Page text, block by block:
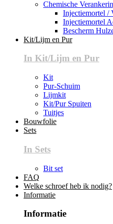
Chemische
Injectiemortel /
Injectiemortel
Bescherm
Kit/Lijm en Pur
In Kit/Lijm en Pur
Kit
Pur-Schuim
Lijmkit
Kit/Pur Spuiten
Tuitjes
Bouwfolie
Sets
In Sets
Bit set
FAQ
Welke schroef heb ik nodig?
Informatie
Informatie